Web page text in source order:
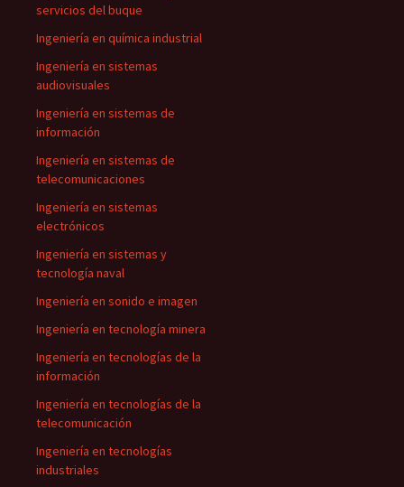
servicios del buque
Ingeniería en química industrial
Ingeniería en sistemas
audiovisuales
Ingeniería en sistemas de
información
Ingeniería en sistemas de
telecomunicaciones
Ingeniería en sistemas
electrónicos
Ingeniería en sistemas y
tecnología naval
Ingeniería en sonido e imagen
Ingeniería en tecnología minera
Ingeniería en tecnologías de la
información
Ingeniería en tecnologías de la
telecomunicación
Ingeniería en tecnologías
industriales